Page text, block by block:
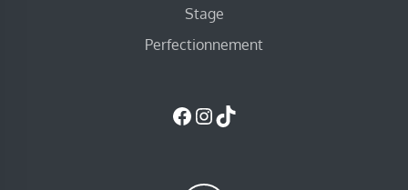
Stage
Perfectionnement
Facebook
Instagram
TikTok